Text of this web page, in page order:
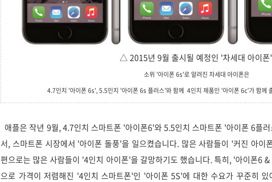
△ 2015년 9월 출시될 예정인 '차세대 아이
소위 '아이폰 6s'로 알려진 차세대 아이폰은
4.7인치 '아이폰 6s', 5.5인치 '아이폰 6s 플러스'와 함께 4인치 제품인 '아이폰 6c'가 함께
애플은 작년 9월, 4.7인치 스마트폰 '아이폰6'와 5.5인치 스마트폰 '아이폰 6플
서, 스마트폰 시장에서 '아이폰 돌풍'을 일으켰습니다. 많은 사람들이 '커진 아이
편으로는 많은 사람들이 '4인치 아이폰'을 갈망하기도 했습니다. 특히, '아이폰6
으로 가격이 저렴해진 '4인치 스마트폰'인 '아이폰 5S'에 대한 수요가 꾸준히 있